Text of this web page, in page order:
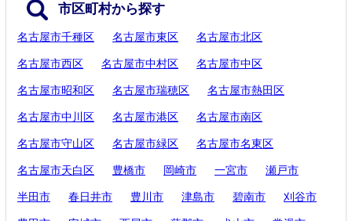
市区町村から探す
名古屋市千種区 名古屋市東区 名古屋市北区
名古屋市西区 名古屋市中村区 名古屋市中区
名古屋市昭和区 名古屋市瑞穂区 名古屋市熱田区
名古屋市中川区 名古屋市港区 名古屋市南区
名古屋市守山区 名古屋市緑区 名古屋市名東区
名古屋市天白区 豊橋市 岡崎市 一宮市 瀬戸市
半田市 春日井市 豊川市 津島市 碧南市 刈谷市